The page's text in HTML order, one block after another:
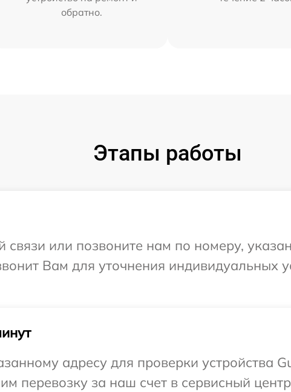
обратно.
Этапы работы
или позвоните нам по номеру,
Вам для уточнения индивидуальных
адресу для проверки устройства
перевозку за наш счет в сервисный